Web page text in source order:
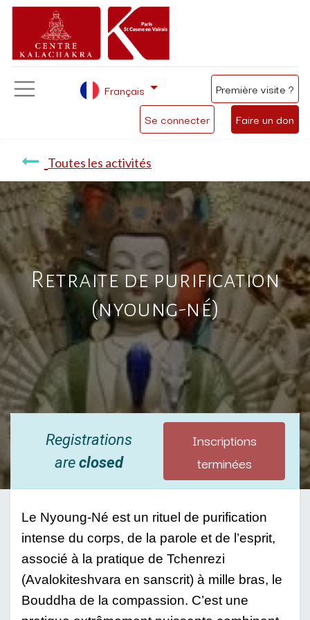
Se connecter Faire un don
Français Première visite ?
Toutes les activités
Retraite de purification
(nyoung-né)
Registrations
areclosed
Inscriptions
terminées
Le Nyoung-Né est un rituel de purification
intense du corps, de la parole et de l’esprit,
associé à la pratique de Tchenrezi
(Avalokiteshvara en sanscrit) à mille bras, le
Bouddha de la compassion. C’est une